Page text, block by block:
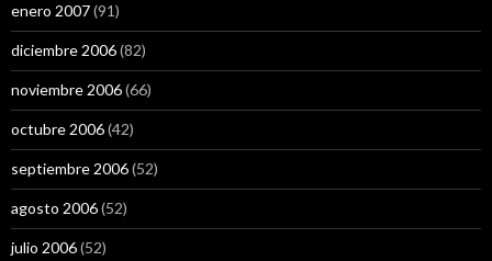
enero 2007(91)
diciembre 2006(82)
noviembre 2006(66)
octubre 2006(42)
septiembre 2006(52)
agosto 2006(52)
julio 2006(52)